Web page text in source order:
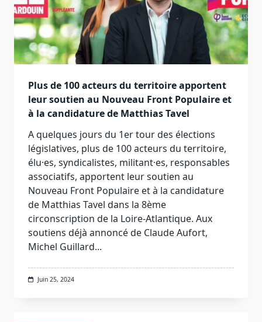
Plus de 100 acteurs du territoire apportent
leur soutien au Nouveau Front Populaire et
à la candidature de Matthias Tavel
A quelques jours du 1er tour des élections
législatives, plus de 100 acteurs du territoire,
élu·es, syndicalistes, militant·es, responsables
associatifs, apportent leur soutien au
Nouveau Front Populaire et à la candidature
de Matthias Tavel dans la 8ème
circonscription de la Loire-Atlantique. Aux
soutiens déjà annoncé de Claude Aufort,
Michel Guillard...
Juin 25, 2024